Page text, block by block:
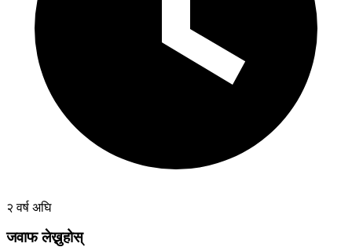
२ वर्ष अघि
जवाफ लेख्नुहोस्